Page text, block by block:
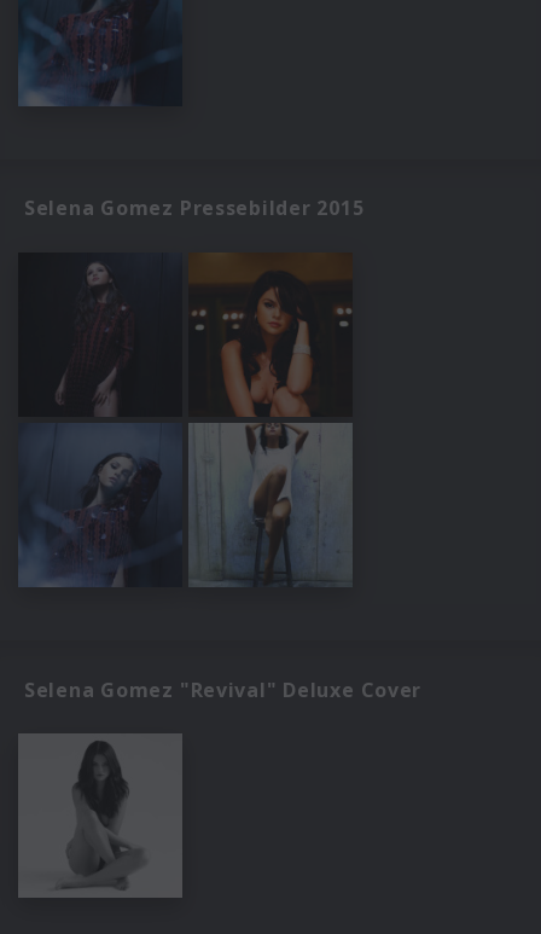
Selena Gomez Pressebilder 2015
Selena Gomez "Revival" Deluxe Cover